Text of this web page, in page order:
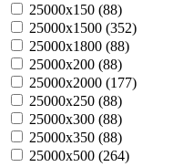
25000х150 (88)
25000х1500 (352)
25000х1800 (88)
25000х200 (88)
25000х2000 (177)
25000х250 (88)
25000х300 (88)
25000х350 (88)
25000х500 (264)